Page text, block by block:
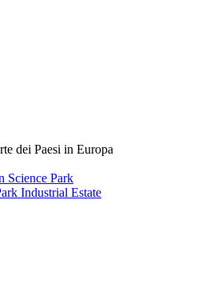
dei Paesi in Europa
Science Park
Industrial Estate